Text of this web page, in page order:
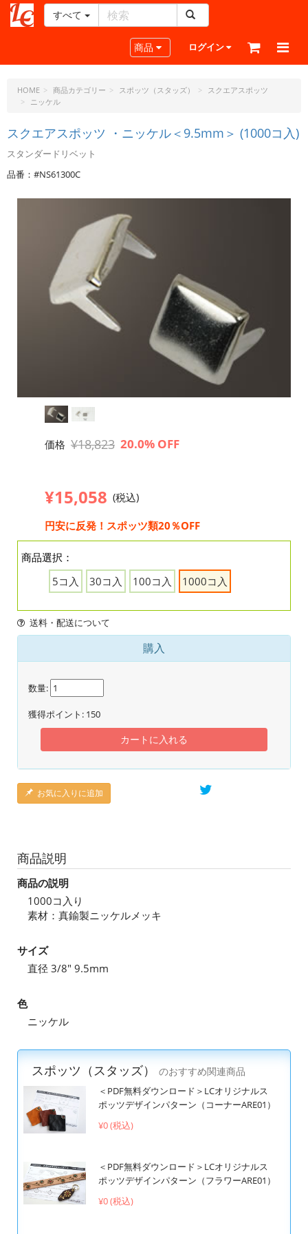
ー
ラ
フ
ド
ッ
ト・
ジ
すべて
Toggle navigation
商品 ログイン
HOME 商品カテゴリー スポッツ（スタッズ）
スクエアスポッツ
ニッケル
スクエアスポッツ ・ニッケル＜9.5mm＞ (1000コ入)
スタンダードリベット
品番：#NS61300C
価格 ¥18,823 20.0% OFF
¥15,058 (税込)
円安に反発！スポッツ類20％OFF
商品選択：
5コ入
30コ入 100コ入 1000コ入
送料・配送について
購入
数量:
獲得ポイント: 150
カートに入れる
お気に入りに追加
商品説明
商品の説明
1000コ入り
素材：真鍮製ニッケルメッキ
サイズ
直径 3/8" 9.5mm
色
ニッケル
スポッツ（スタッズ）
のおすすめ関連商品
＜PDF無料ダウンロード＞LCオリジナルス
ポッツデザインパターン（コーナーARE01）
¥0 (税込)
＜PDF無料ダウンロード＞LCオリジナルス
ポッツデザインパターン（フラワーARE01）
¥0 (税込)